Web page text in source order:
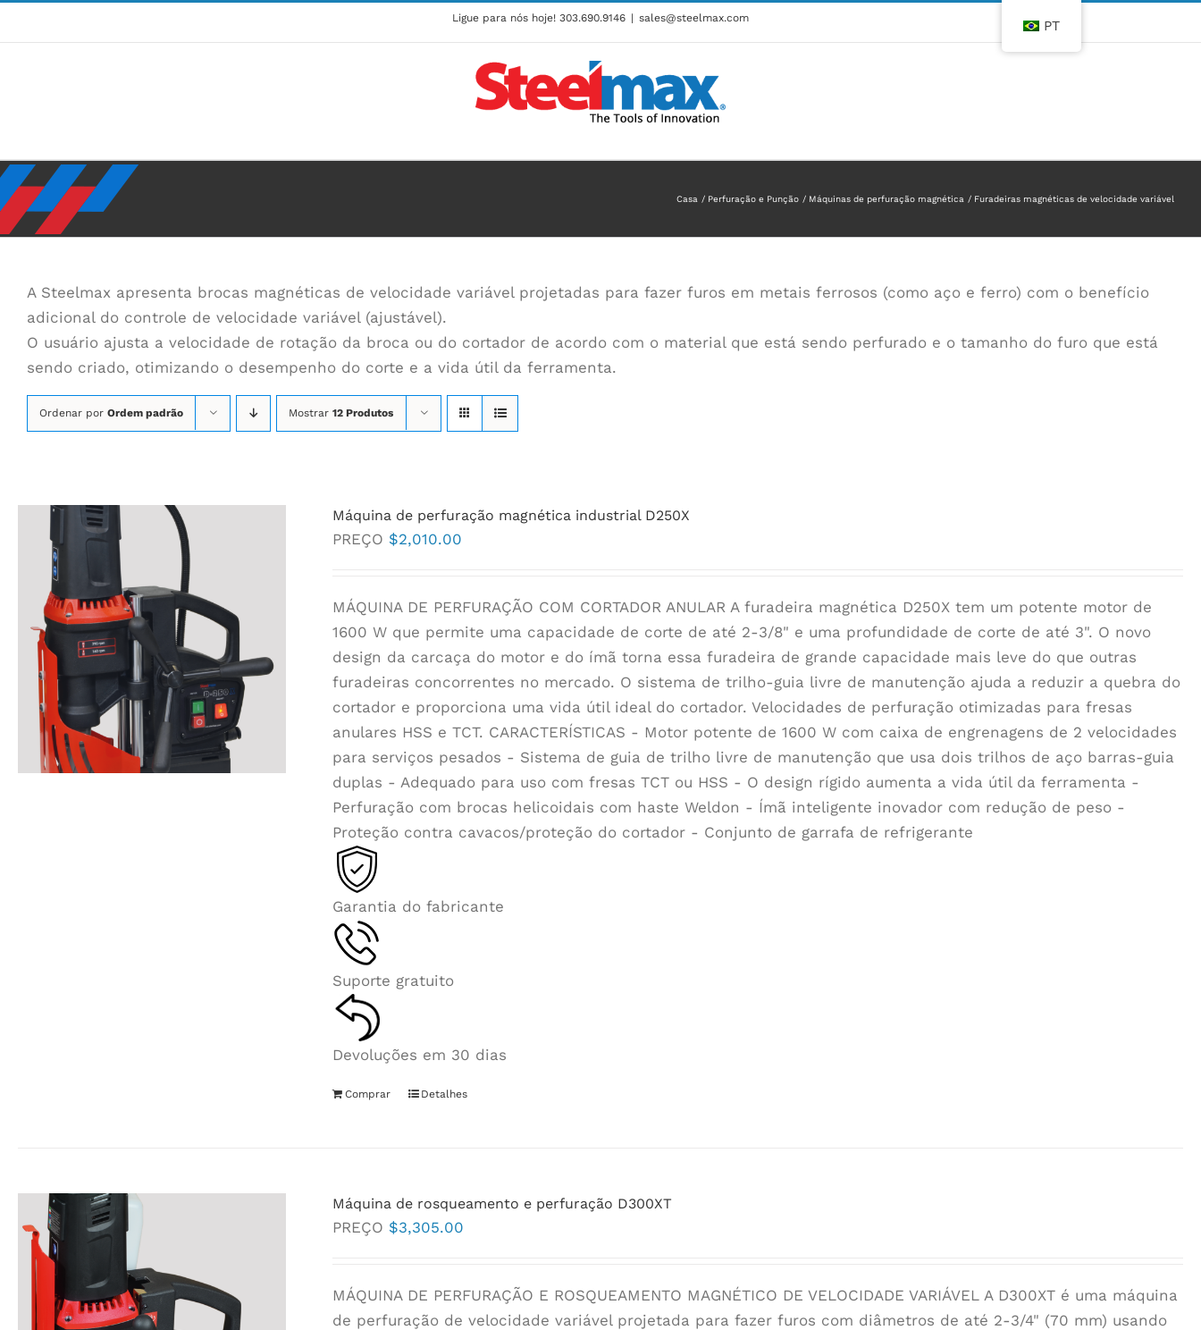
Ligue para nós hoje! 303.690.9146 | sales@steelmax.com
Casa Perfuração e Punção Máquinas de perfuração magnética Furadeiras magnéticas de velocidade variável
A Steelmax apresenta brocas magnéticas de velocidade variável projetadas para fazer furos em metais ferrosos (como aço e ferro) com o benefício
adicional do controle de velocidade variável (ajustável).
O usuário ajusta a velocidade de rotação da broca ou do cortador de acordo com o material que está sendo perfurado e o tamanho do furo que está
sendo criado, otimizando o desempenho do corte e a vida útil da ferramenta.
Ordenar por Ordem padrão Mostrar 12 Produtos
Máquina de perfuração magnética industrial D250X
PREÇO $2,010.00
MÁQUINA DE PERFURAÇÃO COM CORTADOR ANULAR A furadeira magnética D250X tem um potente motor de
1600 W que permite uma capacidade de corte de até 2-3/8" e uma profundidade de corte de até 3". O novo
design da carcaça do motor e do ímã torna essa furadeira de grande capacidade mais leve do que outras
furadeiras concorrentes no mercado. O sistema de trilho-guia livre de manutenção ajuda a reduzir a quebra do
cortador e proporciona uma vida útil ideal do cortador. Velocidades de perfuração otimizadas para fresas
anulares HSS e TCT. CARACTERÍSTICAS - Motor potente de 1600 W com caixa de engrenagens de 2 velocidades
para serviços pesados - Sistema de guia de trilho livre de manutenção que usa dois trilhos de aço barras-guia
duplas - Adequado para uso com fresas TCT ou HSS - O design rígido aumenta a vida útil da ferramenta -
Perfuração com brocas helicoidais com haste Weldon - Ímã inteligente inovador com redução de peso -
Proteção contra cavacos/proteção do cortador - Conjunto de garrafa de refrigerante
Garantia do fabricante
Suporte gratuito
Devoluções em 30 dias
Comprar Detalhes
Máquina de rosqueamento e perfuração D300XT
PREÇO $3,305.00
MÁQUINA DE PERFURAÇÃO E ROSQUEAMENTO MAGNÉTICO DE VELOCIDADE VARIÁVEL A D300XT é uma máquina
de perfuração de velocidade variável projetada para fazer furos com diâmetros de até 2-3/4" (70 mm) usando
PT